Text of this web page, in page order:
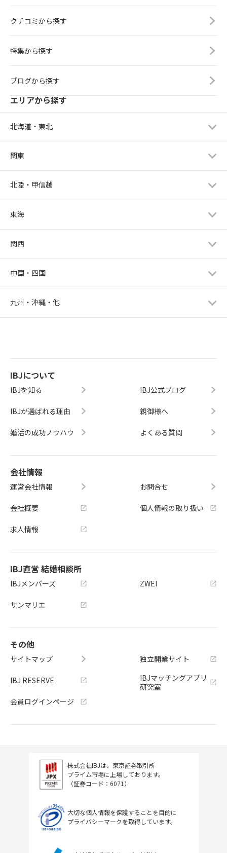
クチコミから探す
特集から探す
ブログから探す
エリアから探す
北海道・東北
関東
北陸・甲信越
東海
関西
中国・四国
九州・沖縄・他
IBJについて
IBJを知る
IBJが選ばれる理由
婚活の成功ノウハウ
IBJ公式ブログ
親御様へ
よくある質問
会社情報
運営会社情報
会社概要
求人情報
お問合せ
個人情報の取り扱い
IBJ直営 結婚相談所
IBJメンバーズ
サンマリエ
ZWEI
その他
サイトマップ
IBJ RESERVE
会員ログインページ
独立開業サイト
IBJマッチングアプリ
研究室
株式会社IBJは、東京証券取引所
プライム市場に上場しております。
（証券コード：6071）
大切な個人情報を保護することを目的に
プライバシーマークを取得しています。